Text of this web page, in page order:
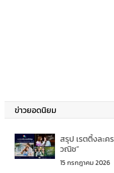
ข่าวยอดนิยม
สรุป เรตติ้งละค
วณิช”
15 กรกฎาคม 2026